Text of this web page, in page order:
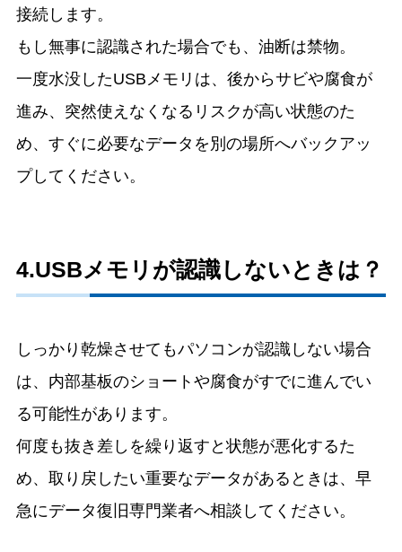
接続します。
もし無事に認識された場合でも、油断は禁物。
一度水没したUSBメモリは、後からサビや腐食が
進み、突然使えなくなるリスクが高い状態のた
め、すぐに必要なデータを別の場所へバックアッ
プしてください。
4.USBメモリが認識しないときは？
しっかり乾燥させてもパソコンが認識しない場合
は、内部基板のショートや腐食がすでに進んでい
る可能性があります。
何度も抜き差しを繰り返すと状態が悪化するた
め、取り戻したい重要なデータがあるときは、早
急にデータ復旧専門業者へ相談してください。